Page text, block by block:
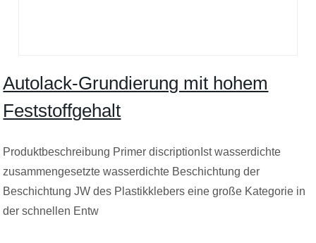
Autolack-Grundierung mit hohem
Feststoffgehalt
Produktbeschreibung Primer discriptionIst wasserdichte
zusammengesetzte wasserdichte Beschichtung der
Beschichtung JW des Plastikklebers eine große Kategorie in
der schnellen Entw